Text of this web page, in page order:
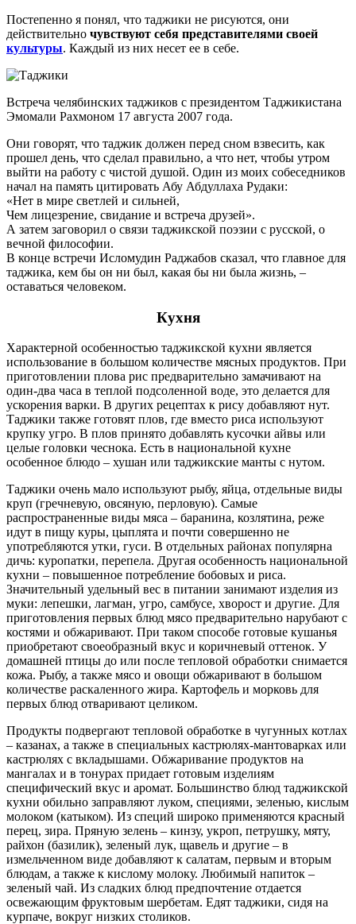
Постепенно я понял, что таджики не рисуются, они
действительно чувствуют себя представителями своей
культуры. Каждый из них несет ее в себе.
Встреча челябинских таджиков с президентом Таджикистана
Эмомали Рахмоном 17 августа 2007 года.
Они говорят, что таджик должен перед сном взвесить, как
прошел день, что сделал правильно, а что нет, чтобы утром
выйти на работу с чистой душой. Один из моих собеседников
начал на память цитировать Абу Абдуллаха Рудаки:
«Нет в мире светлей и сильней,
Чем лицезрение, свидание и встреча друзей».
А затем заговорил о связи таджикской поэзии с русской, о
вечной философии.
В конце встречи Исломудин Раджабов сказал, что главное для
таджика, кем бы он ни был, какая бы ни была жизнь, –
оставаться человеком.
Кухня
Характерной особенностью таджикской кухни является
использование в большом количестве мясных продуктов. При
приготовлении плова рис предварительно замачивают на
один-два часа в теплой подсоленной воде, это делается для
ускорения варки. В других рецептах к рису добавляют нут.
Таджики также готовят плов, где вместо риса используют
крупку угро. В плов принято добавлять кусочки айвы или
целые головки чеснока. Есть в национальной кухне
особенное блюдо – хушан или таджикские манты с нутом.
Таджики очень мало используют рыбу, яйца, отдельные виды
круп (гречневую, овсяную, перловую). Самые
распространенные виды мяса – баранина, козлятина, реже
идут в пищу куры, цыплята и почти совершенно не
употребляются утки, гуси. В отдельных районах популярна
дичь: куропатки, перепела. Другая особенность национальной
кухни – повышенное потребление бобовых и риса.
Значительный удельный вес в питании занимают изделия из
муки: лепешки, лагман, угро, самбусе, хворост и другие. Для
приготовления первых блюд мясо предварительно нарубают с
костями и обжаривают. При таком способе готовые кушанья
приобретают своеобразный вкус и коричневый оттенок. У
домашней птицы до или после тепловой обработки снимается
кожа. Рыбу, а также мясо и овощи обжаривают в большом
количестве раскаленного жира. Картофель и морковь для
первых блюд отваривают целиком.
Продукты подвергают тепловой обработке в чугунных котлах
– казанах, а также в специальных кастрюлях-мантоварках или
кастрюлях с вкладышами. Обжаривание продуктов на
мангалах и в тонурах придает готовым изделиям
специфический вкус и аромат. Большинство блюд таджикской
кухни обильно заправляют луком, специями, зеленью, кислым
молоком (катыком). Из специй широко применяются красный
перец, зира. Пряную зелень – кинзу, укроп, петрушку, мяту,
райхон (базилик), зеленый лук, щавель и другие – в
измельченном виде добавляют к салатам, первым и вторым
блюдам, а также к кислому молоку. Любимый напиток –
зеленый чай. Из сладких блюд предпочтение отдается
освежающим фруктовым шербетам. Едят таджики, сидя на
курпаче, вокруг низких столиков.